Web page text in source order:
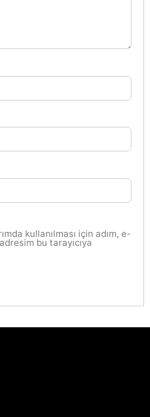
kullanılması için adım, e-
bu tarayıcıya